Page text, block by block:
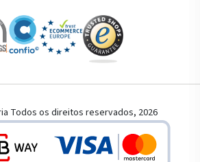
Todos os direitos reservados, 2026